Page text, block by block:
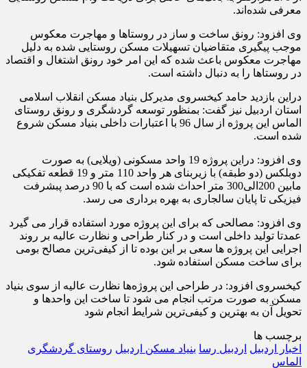
معرفی شده‌اند.
وی افزود: رونق ساخت و ساز در روستاها و مهاجرت معکوس
موجب پیگیری متقاضیان تسهیلات مسکن روستایی شده به دلیل
مهاجرت معکوس باعث شده که این امر خود رونق اشتغال و اقتصاد
در روستاها را به دنبال داشته است.
دراین بازدید حامد کیخسروی مدیرکل بنیاد مسکن انقلاب اسلامی
استان اردبیل نیز گفت: بمنظور توسعه گردشگری و رونق روستای
الماس این پروژه از سال 96 با اعتبارات داخلی بنیاد مسکن شروع
شده است.
وی افزود: دراین پروژه 19 واحد مسکونی (ویلایی) به صورت
دوبلکس (دو طبقه) با زیربنای هر واحد 110 متر و 19 قطعه تفکیکی
مابین 200الی300 متر احداث شده است که با 90 درصد پبشرفت
فیزیکی تا پایان سالجاری به بهره برداری می رسد.
وی افزود: مصالحی که برای این پروژه مورد استفاده قرار می گیرد
عمدتا تولید داخلی است و در کنار طراحی و نظارت عالیه بر روند
اجرایی این پروژه ها سعی بر این بوده تا از کیفی‌ترین مصالح بومی
برای ساخت مسکن استفاده شود.
کیخسروی افزود: در طراحی این پروژه‌ها نظارت عالیه از سوی بنیاد
مسکن به صورت مرتب انجام می شود تا ساخت این واحدها و
تحویل آن به بهترین و کیفی‌ترین شرایط انجام شود
برچسب ها
اخبار اردبیل اردبیل رسا بنیاد مسکن اردبیل روستای گردشگری
الماس